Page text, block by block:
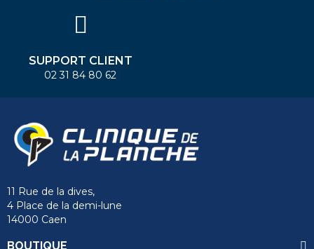
SUPPORT CLIENT
02 31 84 80 62
11 Rue de la dives,
4 Place de la demi-lune
14000 Caen
BOUTIQUE